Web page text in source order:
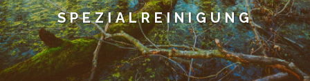
SPEZIAL­REINIGUNG